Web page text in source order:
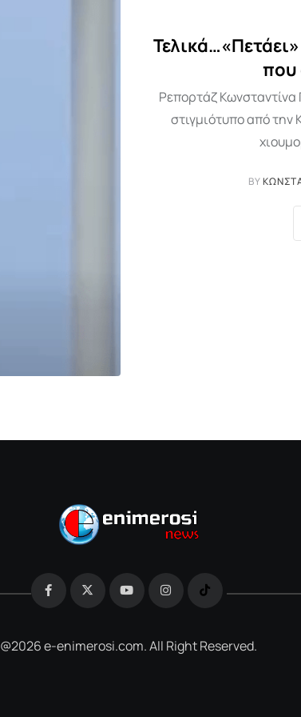
που
Ρεπορτάζ
στιγμιότυπο από την
BY
@2026 e-enimerosi.com. All Right Reserved.